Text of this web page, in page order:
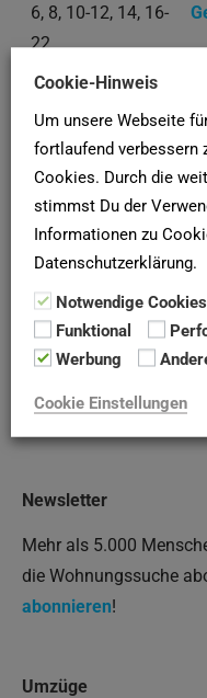
6, 8, 10-12, 14, 16-
22
Harburger Ring 31
1 bis 10 von 22
Seiten:1 2 3 4 5 6 7 8
SCHUFA-
SCHUFA-
bei derSCHUFA
Newsletter
Mehr als 5.000
die Wohnungssuche
abonnieren!
Umzüge
Cookie-Hinweis
Um unsere Webseite
fortlaufend verbessern
Cookies. Durch die
stimmst Du der
Informationen zu
Datenschutzerklärung.
Notwendige Cookies
Funktional
Werbung
Cookie Einstellungen